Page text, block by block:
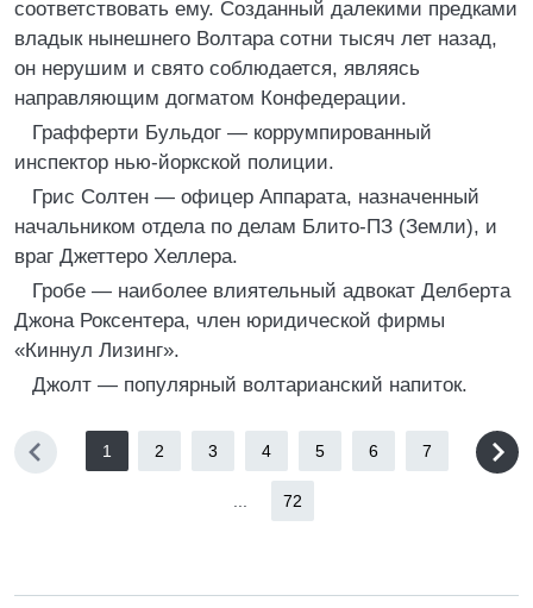
соответствовать ему. Созданный далекими предками
владык нынешнего Волтара сотни тысяч лет назад,
он нерушим и свято соблюдается, являясь
направляющим догматом Конфедерации.
Графферти Бульдог — коррумпированный
инспектор нью-йоркской полиции.
Грис Солтен — офицер Аппарата, назначенный
начальником отдела по делам Блито-ПЗ (Земли), и
враг Джеттеро Хеллера.
Гробе — наиболее влиятельный адвокат Делберта
Джона Роксентера, член юридической фирмы
«Киннул Лизинг».
Джолт — популярный волтарианский напиток.
1 2 3 4 5 6 7
72